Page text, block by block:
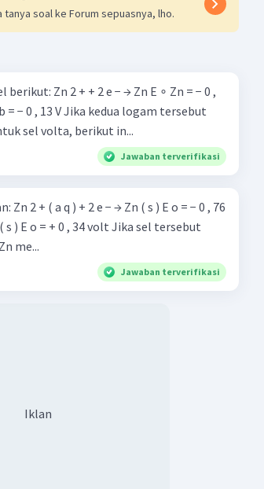
tanya soal ke Forum sepuasnya, lho.
E ∘ Zn = − 0 ,
logam tersebut
sel volta, berikut in...
Jawaban terverifikasi
76
0 , 34 volt Jika sel tersebut
logam Zn me...
Jawaban terverifikasi
Iklan